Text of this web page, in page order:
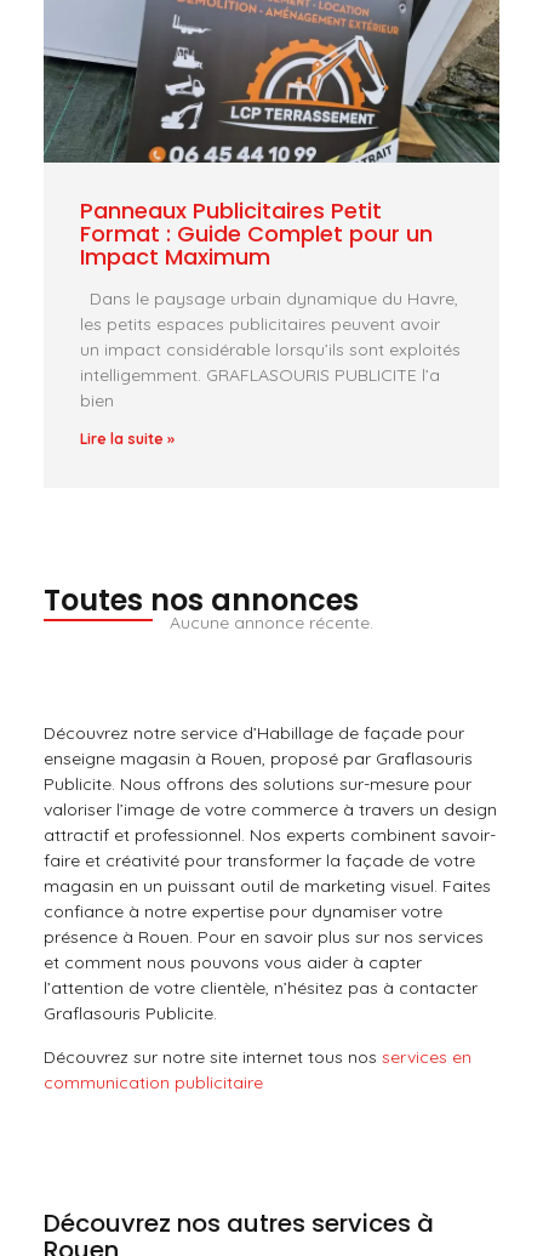
Panneaux Publicitaires Petit
Format : Guide Complet pour un
Impact Maximum
Dans le paysage urbain dynamique du Havre,
les petits espaces publicitaires peuvent avoir
un impact considérable lorsqu’ils sont exploités
intelligemment. GRAFLASOURIS PUBLICITE l’a
bien
Lire la suite »
Toutes nos annonces
Aucune annonce récente.
Découvrez notre service d’Habillage de façade pour
enseigne magasin à Rouen, proposé par Graflasouris
Publicite. Nous offrons des solutions sur-mesure pour
valoriser l’image de votre commerce à travers un design
attractif et professionnel. Nos experts combinent savoir-
faire et créativité pour transformer la façade de votre
magasin en un puissant outil de marketing visuel. Faites
confiance à notre expertise pour dynamiser votre
présence à Rouen. Pour en savoir plus sur nos services
et comment nous pouvons vous aider à capter
l’attention de votre clientèle, n’hésitez pas à contacter
Graflasouris Publicite.
Découvrez sur notre site internet tous nos services en
communication publicitaire
Découvrez nos autres services à